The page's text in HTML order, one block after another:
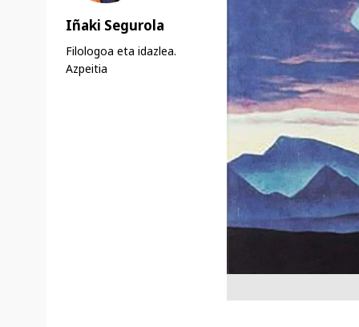
Iñaki Segurola
Filologoa eta idazlea.
Azpeitia